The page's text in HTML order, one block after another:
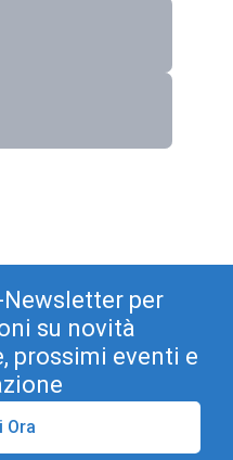
per
su novità
prossimi eventi e
Ora